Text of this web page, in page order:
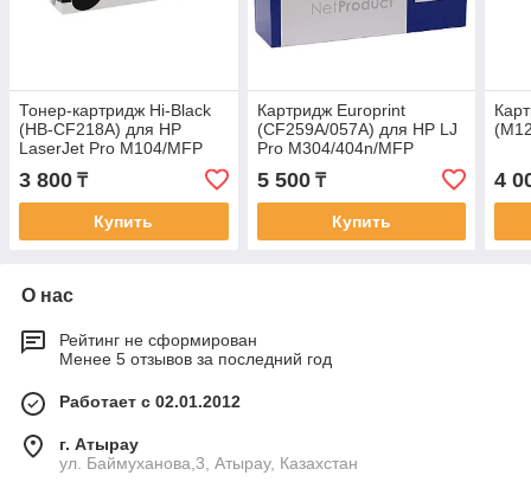
Тонер-картридж Hi-Black
(HB-CF218A) для HP
LaserJet Pro M104/MFP
M132, 1,4K (с чипом)
3 800 ₸
Купить
Картридж Europrint
(CF259A/057A) для HP LJ
Pro M304/404n/MFP
M428dw/MF443/445(без
чипа)
5 500₸
Купить
4
О нас
Рейтинг не сформирован
Менее 5 отзывов за последний год
Работает с 02.01.2012
г. Атырау
ул. Баймуханова,3, Атырау, Казахстан